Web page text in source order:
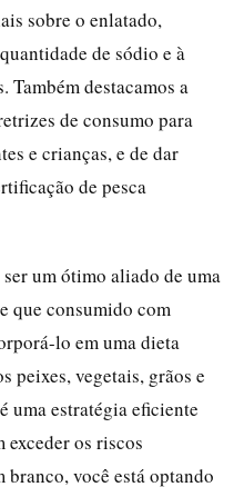
sobre o enlatado,
de sódio e à
Também destacamos a
de consumo para
e crianças, e de dar
de pesca
um ótimo aliado de uma
que consumido com
lo em uma dieta
peixes, vegetais, grãos e
uma estratégia eficiente
exceder os riscos
você está optando